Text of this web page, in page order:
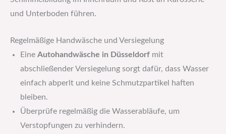
und Unterboden führen.
Regelmäßige Handwäsche und Versiegelung
Eine Autohandwäsche in Düsseldorf mit
abschließender Versiegelung sorgt dafür, dass Wasser
einfach abperlt und keine Schmutzpartikel haften
bleiben.
Überprüfe regelmäßig die Wasserabläufe, um
Verstopfungen zu verhindern.